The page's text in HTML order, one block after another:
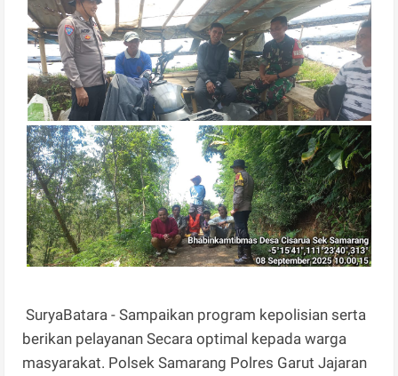
SuryaBatara - Sampaikan program kepolisian serta
berikan pelayanan Secara optimal kepada warga
masyarakat. Polsek Samarang Polres Garut Jajaran